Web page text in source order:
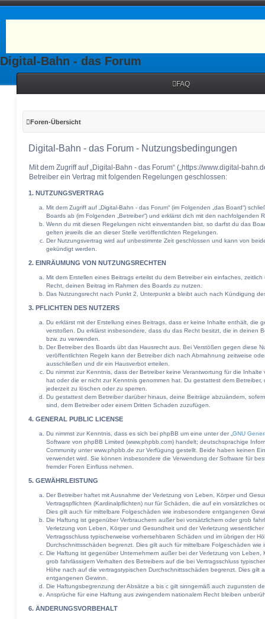
Digital-Bahn - das Forum
FAQ
Foren-Übersicht
Digital-Bahn - das Forum - Nutzungsbedingungen
Mit dem Zugriff auf „Digital-Bahn - das Forum“ („https://www.digital-
Betreiber ein Vertrag mit folgenden Regelungen geschlossen:
1. NUTZUNGSVERTRAG
Mit dem Zugriff auf „Digital-Bahn - das Forum“ (im Folgenden „das Board“)
Boards ab (im Folgenden „Betreiber“) und erklärst dich mit den nachfolgenden
Wenn du mit diesen Regelungen nicht einverstanden bist, so darfst du das
gelten jeweils die an dieser Stelle veröffentlichten Regelungen.
Der Nutzungsvertrag wird auf unbestimmte Zeit geschlossen und kann von
gekündigt werden.
2. EINRÄUMUNG VON NUTZUNGSRECHTEN
Mit dem Erstellen eines Beitrags erteilst du dem Betreiber ein einfaches,
Recht, deinen Beitrag im Rahmen des Boards zu nutzen.
Das Nutzungsrecht nach Punkt 2, Unterpunkt a bleibt auch nach Kündigung
3. PFLICHTEN DES NUTZERS
Du erklärst mit der Erstellung eines Beitrags, dass er keine Inhalte enthält, die
verstoßen. Du erklärst insbesondere, dass du das Recht besitzt, die in deinen
bzw. zu verwenden.
Der Betreiber des Boards übt das Hausrecht aus. Bei Verstößen gegen diese
veröffentlichten Regeln kann der Betreiber dich nach Abmahnung zeitweise
ausschließen und dir ein Hausverbot erteilen.
Du nimmst zur Kenntnis, dass der Betreiber keine Verantwortung für die
hat oder die er nicht zur Kenntnis genommen hat. Du gestattest dem
jederzeit zu löschen oder zu sperren.
Du gestattest dem Betreiber darüber hinaus, deine Beiträge abzuändern,
sind, dem Betreiber oder einem Dritten Schaden zuzufügen.
4. GENERAL PUBLIC LICENSE
Du nimmst zur Kenntnis, dass es sich bei phpBB um eine unter der „ GNU
Software von phpBB Limited (www.phpbb.com) handelt; deutschsprachige
Community unter www.phpbb.de zur Verfügung gestellt. Beide haben keinen
verwendet wird. Sie können insbesondere die Verwendung der Software für
fremder Foren Einfluss nehmen.
5. GEWÄHRLEISTUNG
Der Betreiber haftet mit Ausnahme der Verletzung von Leben, Körper und
Vertragspflichten (Kardinalpflichten) nur für Schäden, die auf ein vorsätzliches
Dies gilt auch für mittelbare Folgeschäden wie insbesondere entgangenen
Die Haftung ist gegenüber Verbrauchern außer bei vorsätzlichem oder grob
Verletzung von Leben, Körper und Gesundheit und der Verletzung
Vertragsschluss typischerweise vorhersehbaren Schäden und im übrigen der
Durchschnittsschäden begrenzt. Dies gilt auch für mittelbare Folgeschäden
Die Haftung ist gegenüber Unternehmern außer bei der Verletzung von
grob fahrlässigem Verhalten des Betreibers auf die bei Vertragsschluss
Höhe nach auf die vertragstypischen Durchschnittsschäden begrenzt. Dies gilt
entgangenen Gewinn.
Die Haftungsbegrenzung der Absätze a bis c gilt sinngemäß auch zugunsten
Ansprüche für eine Haftung aus zwingendem nationalem Recht bleiben
6. ÄNDERUNGSVORBEHALT